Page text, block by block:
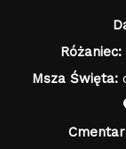
Różaniec:
Msza Święta: